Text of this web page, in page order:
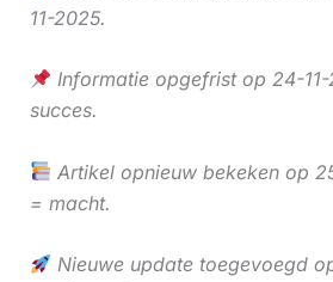
11-2025.
Informatie opgefrist op 24-
succes.
Artikel opnieuw bekeken op
= macht.
Nieuwe update toegevoegd